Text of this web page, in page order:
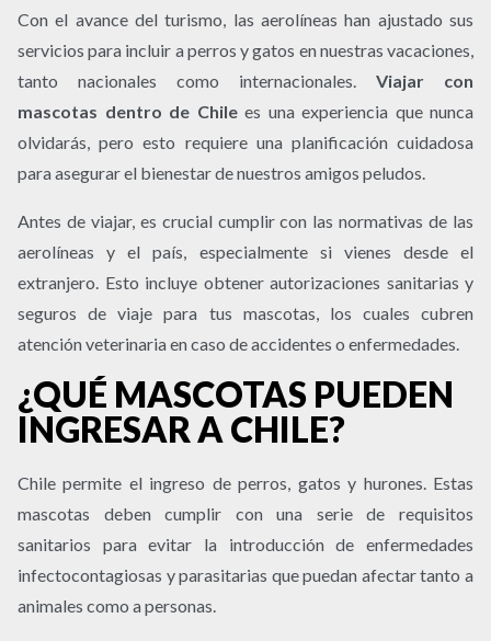
Con el avance del turismo, las aerolíneas han ajustado sus
servicios para incluir a perros y gatos en nuestras vacaciones,
tanto nacionales como internacionales. Viajar con
mascotas dentro de Chilees una experiencia que nunca
olvidarás, pero esto requiere una planificación cuidadosa
para asegurar el bienestar de nuestros amigos peludos.
Antes de viajar, es crucial cumplir con las normativas de las
aerolíneas y el país, especialmente si vienes desde el
extranjero. Esto incluye obtener autorizaciones sanitarias y
seguros de viaje para tus mascotas, los cuales cubren
atención veterinaria en caso de accidentes o enfermedades.
¿QUÉ MASCOTAS PUEDEN
INGRESAR A CHILE?
Chile permite el ingreso de perros, gatos y hurones. Estas
mascotas deben cumplir con una serie de requisitos
sanitarios para evitar la introducción de enfermedades
infectocontagiosas y parasitarias que puedan afectar tanto a
animales como a personas.